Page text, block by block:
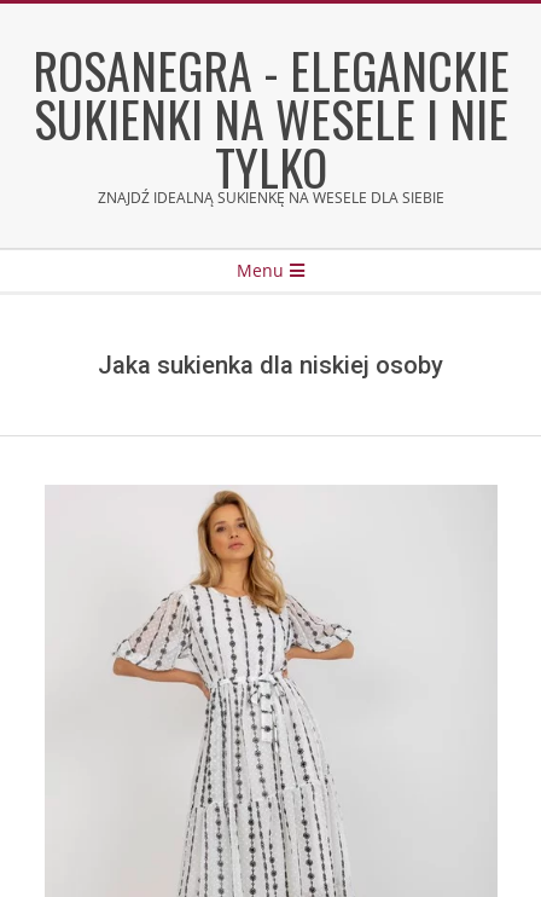
contentROSANEGRA - ELEGANCKIE
SUKIENKI NA WESELE I NIE
TYLKO
ZNAJDŹ IDEALNĄ SUKIENKĘ NA WESELE DLA SIEBIE
Menu
Jaka sukienka dla niskiej osoby